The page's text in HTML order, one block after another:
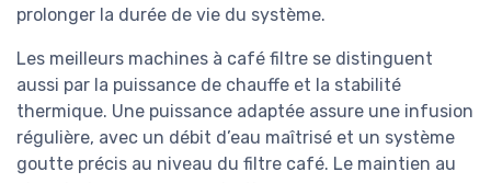
prolonger la durée de vie du système.
Les meilleurs machines à café filtre se distinguent
aussi par la puissance de chauffe et la stabilité
thermique. Une puissance adaptée assure une infusion
régulière, avec un débit d’eau maîtrisé et un système
goutte précis au niveau du filtre café. Le maintien au